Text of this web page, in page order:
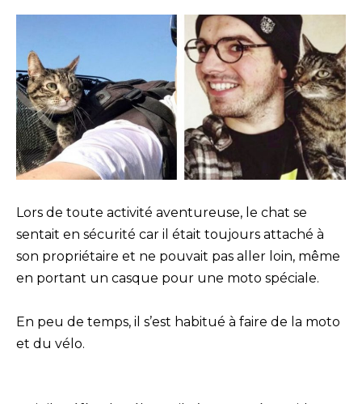
Lors de toute activité aventureuse, le chat se
sentait en sécurité car il était toujours attaché à
son propriétaire et ne pouvait pas aller loin, même
en portant un casque pour une moto spéciale.
En peu de temps, il s’est habitué à faire de la moto
et du vélo.